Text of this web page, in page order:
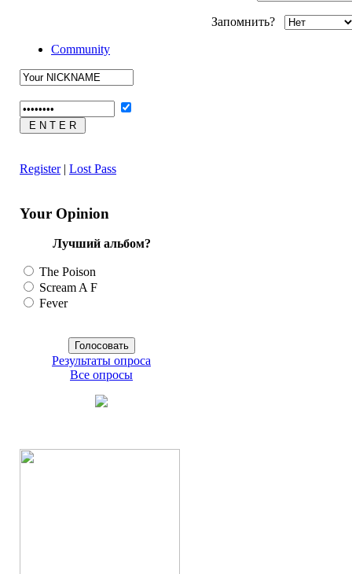
Community
Register| Lost Pass
Your Opinion
Лучший альбом?
The Poison
Scream A F
Fever
Результаты опроса
Все опросы
Запомнить?